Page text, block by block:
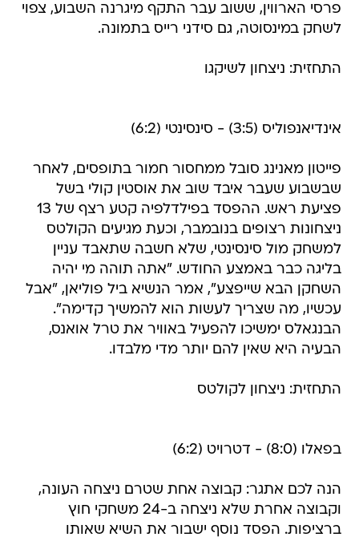
פרסי הארווין, ששוב עבר התקף מיגרנה השבוע, צפוי
לשחק במינסוטה, גם סידני רייס בתמונה.
התחזית: ניצחון לשיקגו
אינדיאנפוליס (3:5) - סינסינטי (6:2)
פייטון מאנינג סובל ממחסור חמור בתופסים, לאחר
שבשבוע שעבר איבד שוב את אוסטין קולי בשל
פציעת ראש. ההפסד בפילדלפיה קטע רצף של 13
ניצחונות רצופים בנובמבר, וכעת מגיעים הקולטס
למשחק מול סינסינטי, שלא חשבה שתאבד עניין
בליגה כבר באמצע החודש. "אתה תוהה מי יהיה
השחקן הבא שייפצע", אמר הנשיא ביל פוליאן, "אבל
עכשיו, מה שצריך לעשות הוא להמשיך קדימה".
הבנגאלס ימשיכו להפעיל באוויר את טרל אואנס,
הבעיה היא שאין להם יותר מדי מלבדו.
התחזית: ניצחון לקולטס
בפאלו (8:0) - דטרויט (6:2)
הנה לכם אתגר: קבוצה אחת שטרם ניצחה העונה,
וקבוצה אחרת שלא ניצחה ב-24 משחקי חוץ
ברציפות. הפסד נוסף ישבור את השיא שאותו